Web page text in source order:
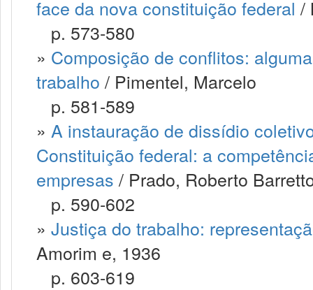
face da nova constituição federal /
p. 573-580
» Composição de conflitos:
trabalho / Pimentel, Marcelo
p. 581-589
» A instauração de dissídio
Constituição federal: a
empresas / Prado, Roberto
p. 590-602
» Justiça do trabalho:
Amorim e, 1936
p. 603-619